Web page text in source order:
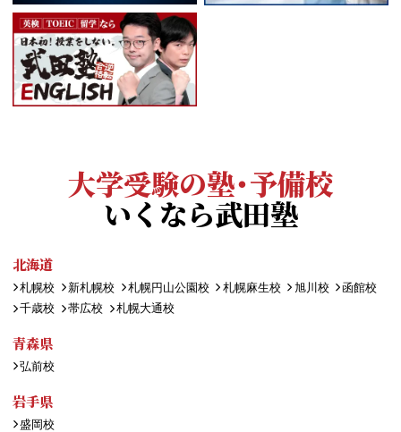
大学受験の塾・予備校
いくなら武田塾
北海道
札幌校 新札幌校 札幌円山公園校 札幌麻生校 旭川校
函館校
千歳校
帯広校 札幌大通校
青森県
弘前校
岩手県
盛岡校